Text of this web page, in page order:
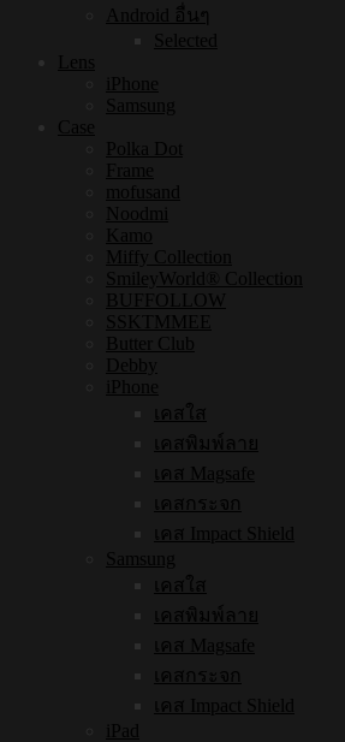
Android อื่นๆ
Selected
Lens
iPhone
Samsung
Case
Polka Dot
Frame
mofusand
Noodmi
Kamo
Miffy Collection
SmileyWorld® Collection
BUFFOLLOW
SSKTMMEE
Butter Club
Debby
iPhone
เคสใส
เคสพิมพ์ลาย
เคส Magsafe
เคสกระจก
เคส Impact Shield
Samsung
เคสใส
เคสพิมพ์ลาย
เคส Magsafe
เคสกระจก
เคส Impact Shield
iPad